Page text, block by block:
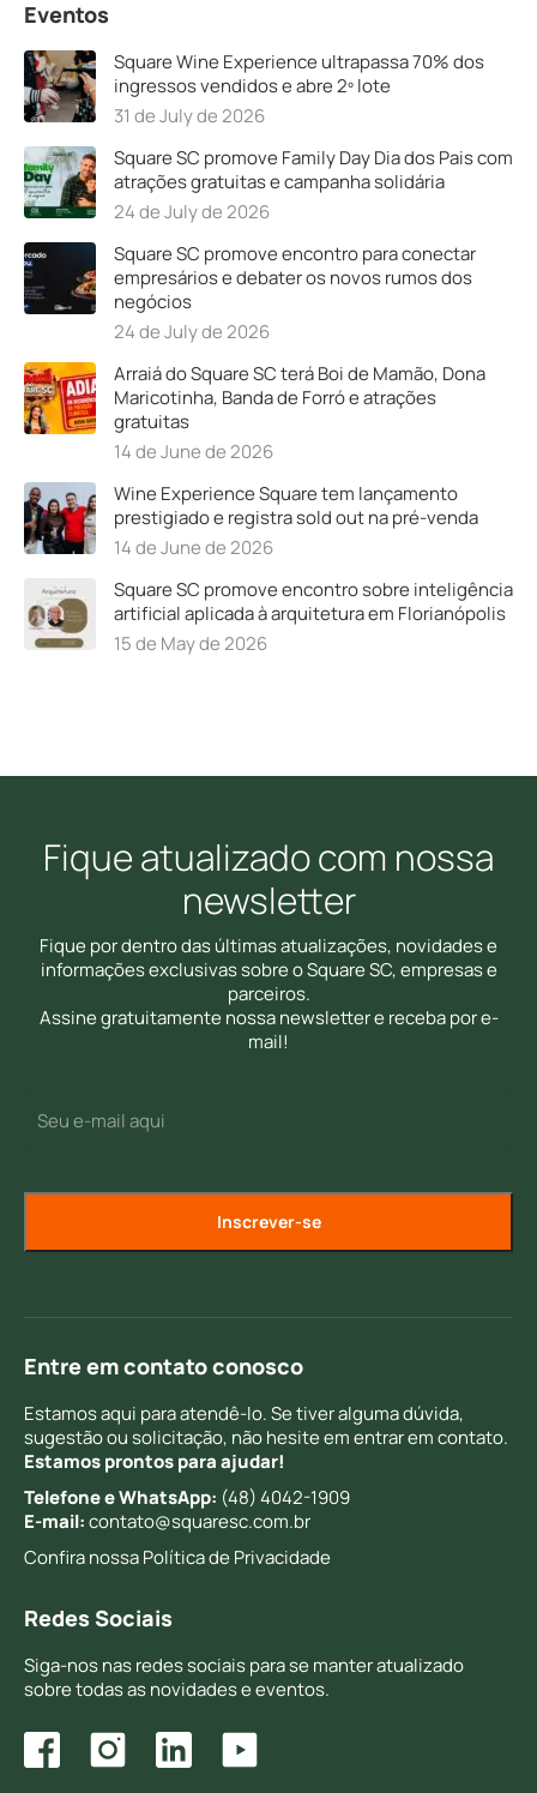
Eventos
Square Wine Experience ultrapassa 70% dos
ingressos vendidos e abre 2º lote
31 de July de 2026
Square SC promove Family Day Dia dos Pais com
atrações gratuitas e campanha solidária
24 de July de 2026
Square SC promove encontro para conectar
empresários e debater os novos rumos dos
negócios
24 de July de 2026
Arraiá do Square SC terá Boi de Mamão, Dona
Maricotinha, Banda de Forró e atrações
gratuitas
14 de June de 2026
Wine Experience Square tem lançamento
prestigiado e registra sold out na pré-venda
14 de June de 2026
Square SC promove encontro sobre inteligência
artificial aplicada à arquitetura em Florianópolis
15 de May de 2026
Fique atualizado com nossa
newsletter
Fique por dentro das últimas atualizações, novidades e
informações exclusivas sobre o Square SC, empresas e
parceiros.
Assine gratuitamente nossa newsletter e receba por e-
mail!
mail
Entre em contato conosco
Estamos aqui para atendê-lo. Se tiver alguma dúvida,
sugestão ou solicitação, não hesite em entrar em contato.
Estamos prontos para ajudar!
Telefone e WhatsApp: (48) 4042-1909
E-mail:contato@squaresc.com.br
Confira nossaPolítica de Privacidade
Redes Sociais
Siga-nos nas redes sociais para se manter atualizado
sobre todas as novidades e eventos.